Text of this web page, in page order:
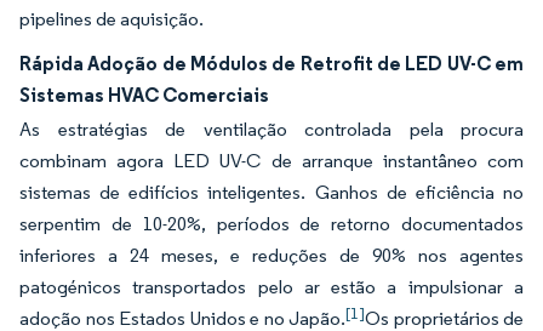
pipelines de aquisição.
Rápida Adoção de Módulos de Retrofit de LED UV-C em
Sistemas HVAC Comerciais
As estratégias de ventilação controlada pela procura
combinam agora LED UV-C de arranque instantâneo com
sistemas de edifícios inteligentes. Ganhos de eficiência no
serpentim de 10-20%, períodos de retorno documentados
inferiores a 24 meses, e reduções de 90% nos agentes
patogénicos transportados pelo ar estão a impulsionar a
adoção nos Estados Unidos e no Japão.[1]Os proprietários de